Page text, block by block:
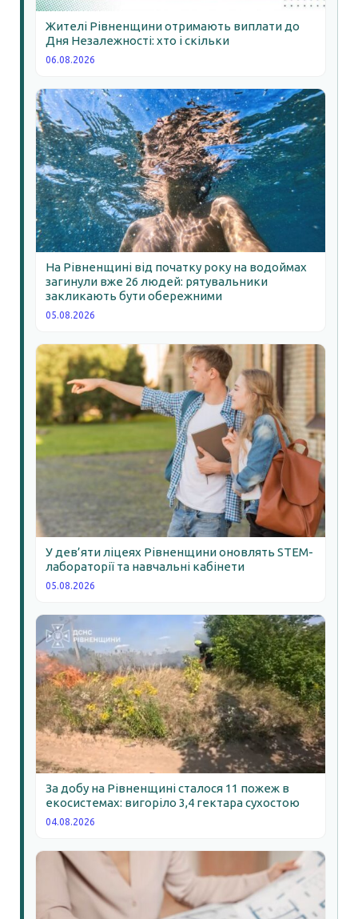
Жителі Рівненщини отримають виплати до
Дня Незалежності: хто і скільки
06.08.2026
На Рівненщині від початку року на водоймах
загинули вже 26 людей: рятувальники
закликають бути обережними
05.08.2026
У дев’яти ліцеях Рівненщини оновлять STEM-
лабораторії та навчальні кабінети
05.08.2026
За добу на Рівненщині сталося 11 пожеж в
екосистемах: вигоріло 3,4 гектара сухостою
04.08.2026